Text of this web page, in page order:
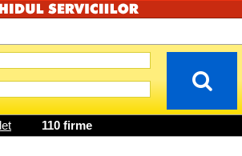
110 firme